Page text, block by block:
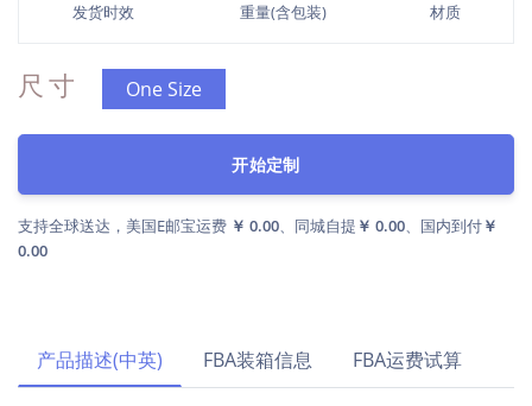
发货时效 重量(含包装) 材质
尺寸 One Size
开始定制
支持全球送达，美国E邮宝运费 ￥ 0.00、同城自提 ￥ 0.00、国内到付￥
0.00
产品描述(中英) FBA装箱信息 FBA运费试算